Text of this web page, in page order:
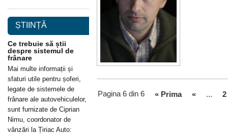
Pagina 6 din 6 « Prima « ... 2
ȘTIINȚĂ
Ce trebuie să știi
despre sistemul de
frânare
Mai multe informații și
sfaturi utile pentru șoferi,
legate de sistemele de
frânare ale autovehiculelor,
sunt furnizate de Ciprian
Nimu, coordonator de
vânzări la Țiriac Auto: